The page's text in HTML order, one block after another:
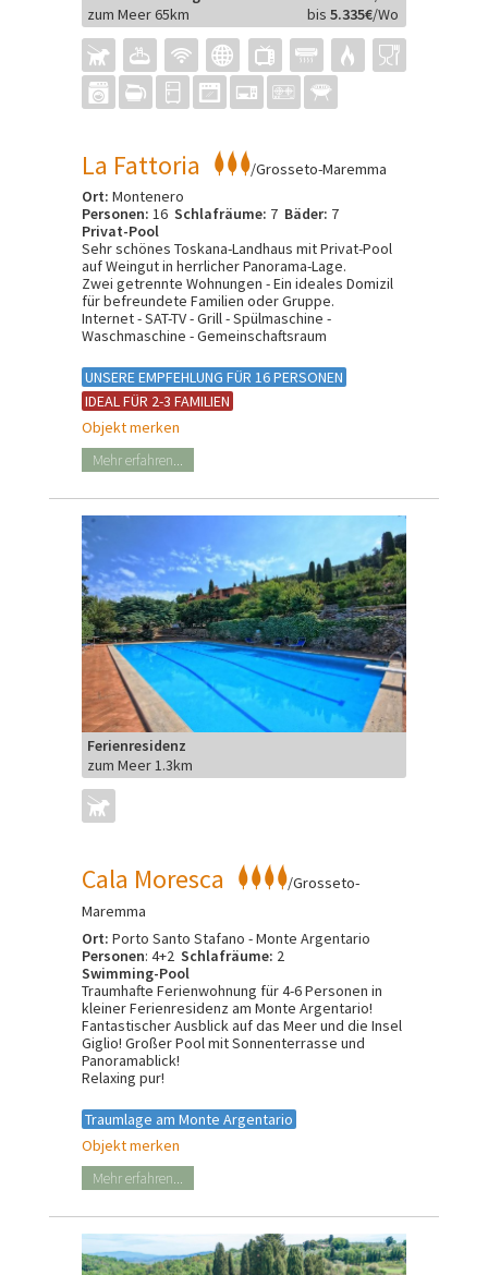
bis 5.335€/Wo
zum Meer 65km
La Fattoria
/Grosseto-Maremma
Ort: Montenero
Personen: 16 Schlafräume: 7 Bäder: 7
Privat-Pool
Sehr schönes Toskana-Landhaus mit Privat-Pool
auf Weingut in herrlicher Panorama-Lage.
Zwei getrennte Wohnungen - Ein ideales Domizil
für befreundete Familien oder Gruppe.
Internet - SAT-TV - Grill - Spülmaschine -
Waschmaschine - Gemeinschaftsraum
UNSERE EMPFEHLUNG FÜR 16 PERSONEN
IDEAL FÜR 2-3 FAMILIEN
Objekt merken
Mehr erfahren...
Ferienresidenz
zum Meer 1.3km
Cala Moresca
/Grosseto-
Maremma
Ort: Porto Santo Stafano - Monte Argentario
Personen: 4+2 Schlafräume: 2
Swimming-Pool
Traumhafte Ferienwohnung für 4-6 Personen in
kleiner Ferienresidenz am Monte Argentario!
Fantastischer Ausblick auf das Meer und die Insel
Giglio! Großer Pool mit Sonnenterrasse und
Panoramablick!
Relaxing pur!
Traumlage am Monte Argentario
Objekt merken
Mehr erfahren...